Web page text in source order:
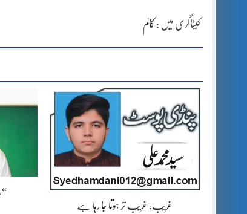
کیٹاگری میں : کالم
غریب، غریب تر ہوتا جا رہا ہے